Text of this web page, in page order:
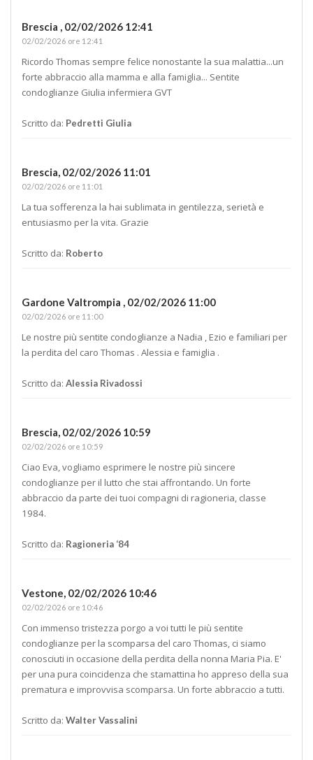
Brescia , 02/02/2026 12:41
02/02/2026 ore 12:41
Ricordo Thomas sempre felice nonostante la sua malattia...un
forte abbraccio alla mamma e alla famiglia... Sentite
condoglianze Giulia infermiera GVT
Scritto da: Pedretti Giulia
Brescia, 02/02/2026 11:01
02/02/2026 ore 11:01
La tua sofferenza la hai sublimata in gentilezza, serietà e
entusiasmo per la vita. Grazie
Scritto da: Roberto
Gardone Valtrompia , 02/02/2026 11:00
02/02/2026 ore 11:00
Le nostre più sentite condoglianze a Nadia , Ezio e familiari per
la perdita del caro Thomas . Alessia e famiglia .
Scritto da: Alessia Rivadossi
Brescia, 02/02/2026 10:59
02/02/2026 ore 10:59
Ciao Eva, vogliamo esprimere le nostre più sincere
condoglianze per il lutto che stai affrontando. Un forte
abbraccio da parte dei tuoi compagni di ragioneria, classe
1984.
Scritto da: Ragioneria ‘84
Vestone, 02/02/2026 10:46
02/02/2026 ore 10:46
Con immenso tristezza porgo a voi tutti le più sentite
condoglianze per la scomparsa del caro Thomas, ci siamo
conosciuti in occasione della perdita della nonna Maria Pia. E'
per una pura coincidenza che stamattina ho appreso della sua
prematura e improvvisa scomparsa. Un forte abbraccio a tutti.
Scritto da: Walter Vassalini